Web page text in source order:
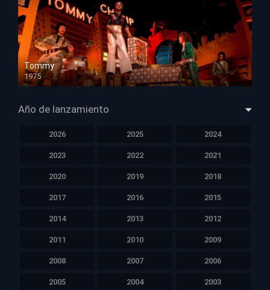
Tommy
1975
HD 1080p
Año de lanzamiento
2026 2025 2024
2023 2022 2021
2020 2019 2018
2017 2016 2015
2014 2013 2012
2011 2010 2009
2008 2007 2006
2005 2004 2003